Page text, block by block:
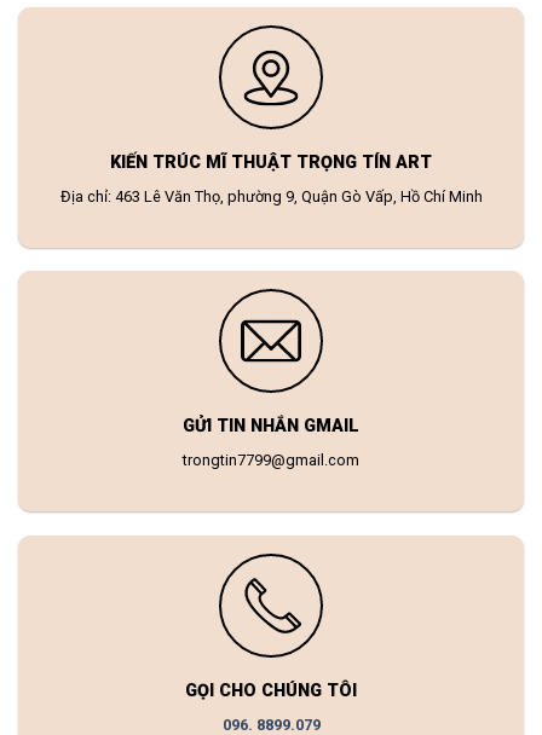
KIẾN TRÚC MĨ THUẬT TRỌNG TÍN ART
Địa chỉ: 463 Lê Văn Thọ, phường 9, Quận Gò Vấp, Hồ Chí Minh
GỬI TIN NHẮN GMAIL
trongtin7799@gmail.com
GỌI CHO CHÚNG TÔI
096. 8899.079